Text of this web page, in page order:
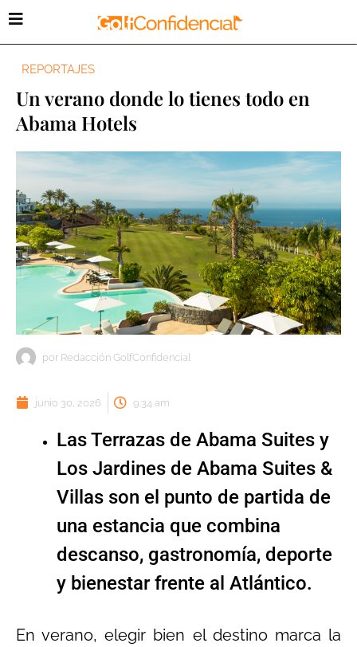
REPORTAJES
Un verano donde lo tienes todo en
Abama Hotels
por Redacción GolfConfidencial
junio 30, 2026 9:34 am
Las Terrazas de Abama Suites y
Los Jardines de Abama Suites &
Villas son el punto de partida de
una estancia que combina
descanso, gastronomía, deporte
y bienestar frente al Atlántico.
En verano, elegir bien el destino marca la